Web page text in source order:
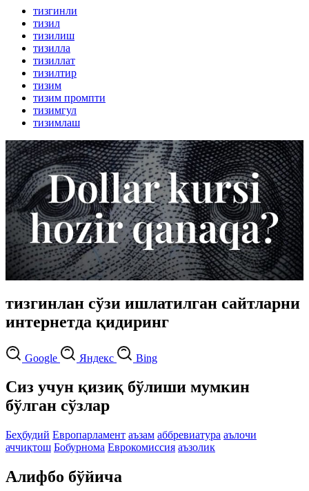
тизгинли
тизил
тизилиш
тизилла
тизиллат
тизилтир
тизим
тизим промпти
тизимгул
тизимлаш
тизгинлан сўзи ишлатилган сайтларни
интернетда қидиринг
Google Яндекс Bing
Сиз учун қизиқ бўлиши мумкин
бўлган сўзлар
Беҳбудий Европарламент аъзам аббревиатура аълочи
аччиқтош Бобурнома Еврокомиссия аъзолик
Алифбо бўйича